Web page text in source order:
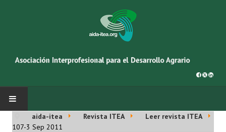
INICIO
aida-itea Revista ITEA
Leer revista ITEA
107-3 Sep 2011